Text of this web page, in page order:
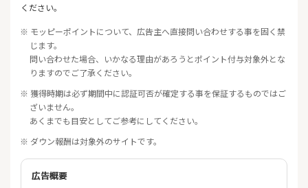
ください。
※ モッピーポイントについて、広告主へ直接問い合わせする事を固く禁
じます。
問い合わせた場合、いかなる理由があろうとポイント付与対象外とな
りますのでご了承ください。
※ 獲得時期は必ず期間中に認証可否が確定する事を保証するものではご
ざいません。
あくまでも目安としてご参考にしてください。
※ ダウン報酬は対象外のサイトです。
広告概要